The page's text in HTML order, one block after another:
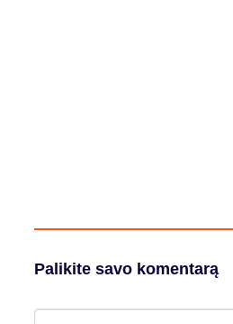
Palikite savo komentarą